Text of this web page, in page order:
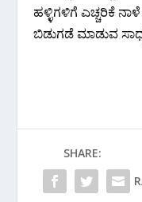
ಹಳ್ಳಿಗಳಿಗೆ ಎಚ್ಚರಿಕೆ
ಬಿಡುಗಡೆ ಮಾಡುವ
SHARE: